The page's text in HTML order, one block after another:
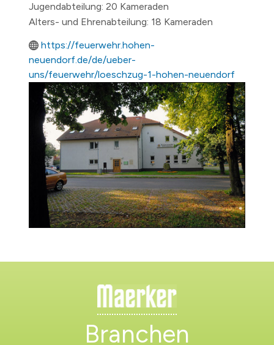
Jugendabteilung: 20 Kameraden
Alters- und Ehrenabteilung: 18 Kameraden
https://feuerwehr.hohen-
neuendorf.de/de/ueber-
uns/feuerwehr/loeschzug-1-hohen-neuendorf
Branchen